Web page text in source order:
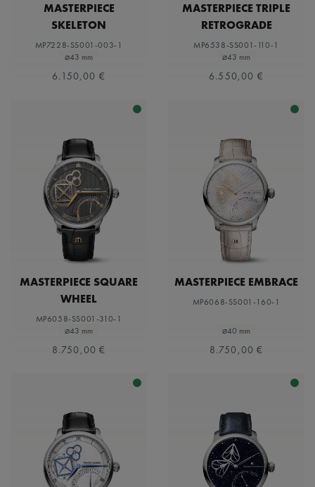
MASTERPIECE
SKELETON
MP7228-SS001-003-1
⌀43 mm
6.150,00 €
MASTERPIECE TRIPLE
RETROGRADE
MP6538-SS001-110-1
⌀43 mm
6.550,00 €
MASTERPIECE SQUARE
WHEEL
MP6058-SS001-310-1
⌀43 mm
8.750,00 €
MASTERPIECE EMBRACE
MP6068-SS001-160-1
⌀40 mm
8.750,00 €